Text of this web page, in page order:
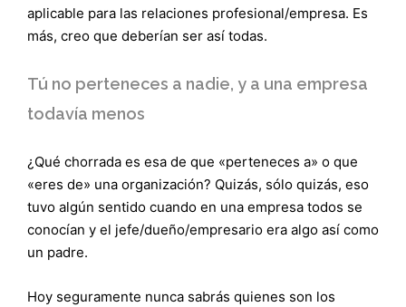
aplicable para las relaciones profesional/empresa. Es
más, creo que deberían ser así todas.
Tú no perteneces a nadie, y a una empresa
todavía menos
¿Qué chorrada es esa de que «perteneces a» o que
«eres de» una organización? Quizás, sólo quizás, eso
tuvo algún sentido cuando en una empresa todos se
conocían y el jefe/dueño/empresario era algo así como
un padre.
Hoy seguramente nunca sabrás quienes son los